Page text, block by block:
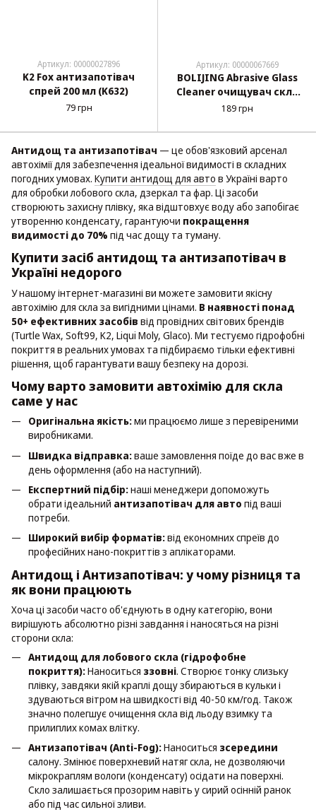
Артикул: 00000027896
K2 Fox антизапотівач
спрей 200 мл (K632)
79 грн
Артикул: 00000067669
BOLIJING Abrasive Glass
Cleaner очищувач скла
абразивний 100 мл
189 грн
Антидощ та антизапотівач — це обов'язковий арсенал
автохімії для забезпечення ідеальної видимості в складних
погодних умовах. Купити антидощ для авто в Україні варто
для обробки лобового скла, дзеркал та фар. Ці засоби
створюють захисну плівку, яка відштовхує воду або запобігає
утворенню конденсату, гарантуючи покращення
видимості до 70% під час дощу та туману.
Купити засіб антидощ та антизапотівач в
Україні недорого
У нашому інтернет-магазині ви можете замовити якісну
автохімію для скла за вигідними цінами. В наявності понад
50+ ефективних засобів від провідних світових брендів
(Turtle Wax, Soft99, K2, Liqui Moly, Glaco). Ми тестуємо гідрофобні
покриття в реальних умовах та підбираємо тільки ефективні
рішення, щоб гарантувати вашу безпеку на дорозі.
Чому варто замовити автохімію для скла
саме у нас
Оригінальна якість:ми працюємо лише з перевіреними
виробниками.
Швидка відправка:ваше замовлення поїде до вас вже в
день оформлення (або на наступний).
Експертний підбір:наші менеджери допоможуть
обрати ідеальний антизапотівач для авто під ваші
потреби.
Широкий вибір форматів:від економних спреїв до
професійних нано-покриттів з аплікаторами.
Антидощ і Антизапотівач: у чому різниця та
як вони працюють
Хоча ці засоби часто об'єднують в одну категорію, вони
вирішують абсолютно різні завдання і наносяться на різні
сторони скла:
Антидощ для лобового скла (гідрофобне
покриття):Наноситься ззовні. Створює тонку слизьку
плівку, завдяки якій краплі дощу збираються в кульки і
здуваються вітром на швидкості від 40-50 км/год. Також
значно полегшує очищення скла від льоду взимку та
прилиплих комах влітку.
Антизапотівач (Anti-Fog):Наноситься зсередини
салону. Змінює поверхневий натяг скла, не дозволяючи
мікрокраплям вологи (конденсату) осідати на поверхні.
Скло залишається прозорим навіть у сирий осінній ранок
або під час сильної зливи.